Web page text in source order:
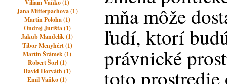
Viliam Vaňko (1)
Jana Mitterpachova (1)
Martin Poloha (1)
Ondrej Jurišta (1)
Jakub Mandelík (1)
Tibor Menyhért (1)
Martin Šrámek (1)
Robert Šorl (1)
David Horváth (1)
Emil Vaňko (1)
mňa môže
ľudí, ktorí
právnické
toto